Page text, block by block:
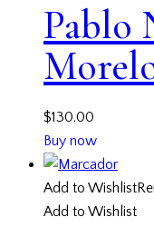
Pablo
$130.00
Buy now
Add to Wishlist
Add to Wishlist